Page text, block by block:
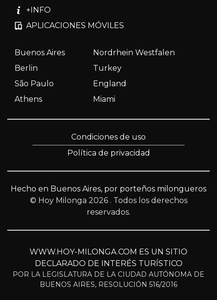
+INFO
APLICACIONES MÓVILES
Buenos Aires
Nordrhein Westfalen
Berlin
Turkey
São Paulo
England
Athens
Miami
Condiciones de uso
Política de privacidad
Hecho en Buenos Aires, por porteños milongueros
© Hoy Milonga 2026 . Todos los derechos
reservados.
WWW.HOY-MILONGA.COM ES UN SITIO
DECLARADO DE INTERÉS TURÍSTICO
POR LA LEGISLATURA DE LA CIUDAD AUTÓNOMA DE
BUENOS AIRES, RESOLUCIÓN 516/2016